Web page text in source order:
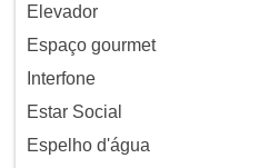
Elevador
Espaço gourmet
Interfone
Estar Social
Espelho d'água